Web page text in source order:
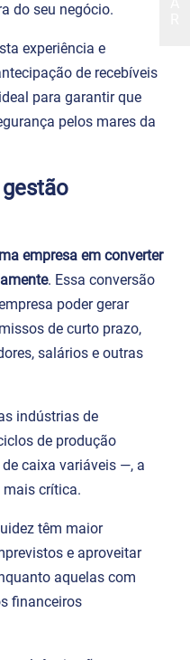
do seu negócio.
experiência e
de recebíveis
para garantir que
pelos mares da
empresa em converter
. Essa conversão
poder gerar
de curto prazo,
salários e outras
indústrias de
de produção
caixa variáveis —, a
mais crítica.
têm maior
e aproveitar
aquelas com
financeiros